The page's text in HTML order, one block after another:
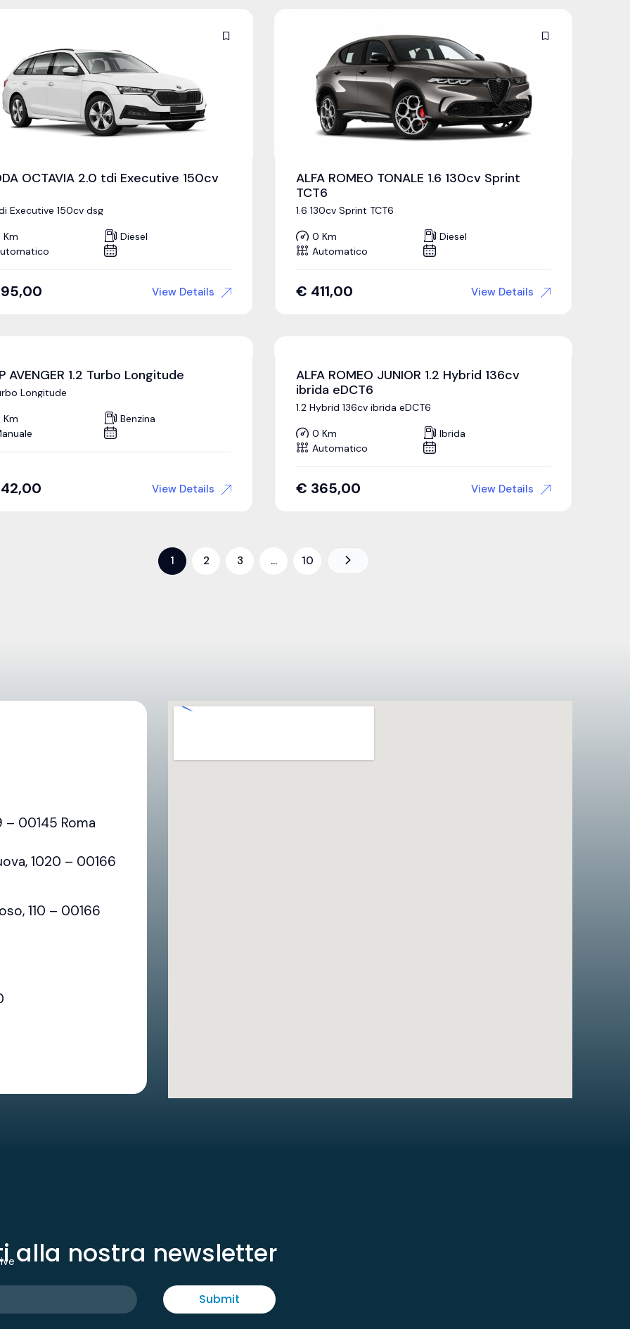
OCTAVIA 2.0 tdi Executive 150cv
Executive 150cv dsg
Km
Diesel
View Details
ALFA ROMEO TONALE 1.6 130cv Sprint
TCT6
1.6 130cv Sprint TCT6
0 Km
Diesel
Automatico
€ 411,00 View Details
AVENGER 1.2 Turbo Longitude
Longitude
Km
Benzina
View Details
ALFA ROMEO JUNIOR 1.2 Hybrid 136cv
ibrida eDCT6
1.2 Hybrid 136cv ibrida eDCT6
0 Km
Ibrida
Automatico
€ 365,00 View Details
1 2 3 … 10
00145 Roma
1020 – 00166
110 – 00166
alla nostra newsletter
Submit